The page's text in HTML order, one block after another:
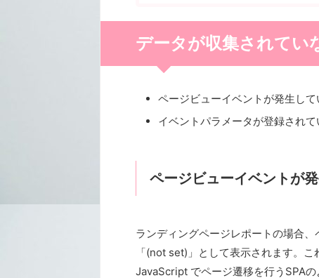
データが収集されてい
ページビューイベントが発生して
イベントパラメータが登録されて
ページビューイベントが
ランディングページレポートの場合
「(not set)」として表示されます。
JavaScript でページ遷移を行うSPAの